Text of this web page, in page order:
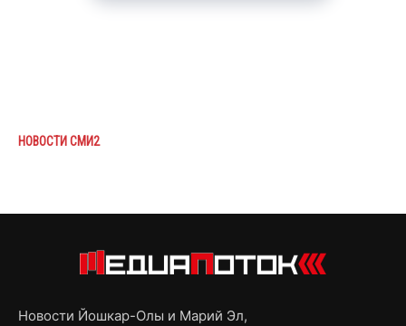
НОВОСТИ СМИ2
Новости Йошкар-Олы и Марий Эл,